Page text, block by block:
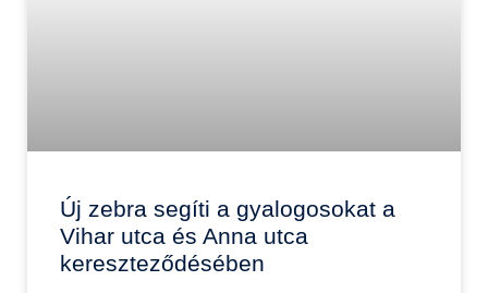
Új zebra segíti a gyalogosokat a
Vihar utca és Anna utca
kereszteződésében